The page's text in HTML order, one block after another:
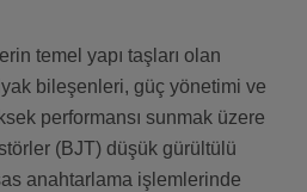
temel yapı taşları olan
bileşenleri, güç yönetimi ve
performansı sunmak üzere
(BJT) düşük gürültülü
anahtarlama işlemlerinde